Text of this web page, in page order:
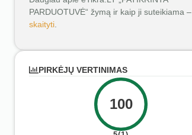
PARDUOTUVĖ“ žymą ir kaip ji suteikiama –
skaityti
PIRKĖJŲ VERTINIMAS
100